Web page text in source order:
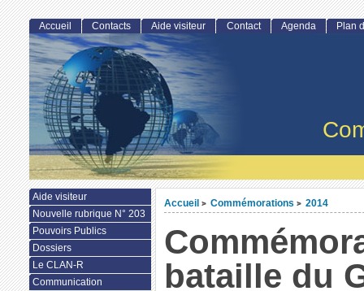
Accueil > Commémorations > 2014
bataille du
Accueil Contacts Aide visiteur Contact Agenda Plan
Aide visiteur
Nouvelle rubrique N° 203
Pouvoirs Publics
Dossiers
Le CLAN-R
Communication